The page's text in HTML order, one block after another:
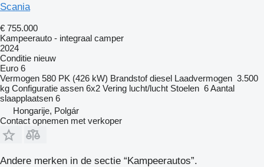
Scania
€ 755.000
Kampeerauto - integraal camper
2024
Conditie nieuw
Euro 6
Vermogen 580 PK (426 kW) Brandstof diesel Laadvermogen 3.500
kg Configuratie assen 6x2 Vering lucht/lucht Stoelen 6Aantal
slaapplaatsen 6
Hongarije, Polgár
Contact opnemen met verkoper
Andere merken in de sectie “Kampeerautos”.